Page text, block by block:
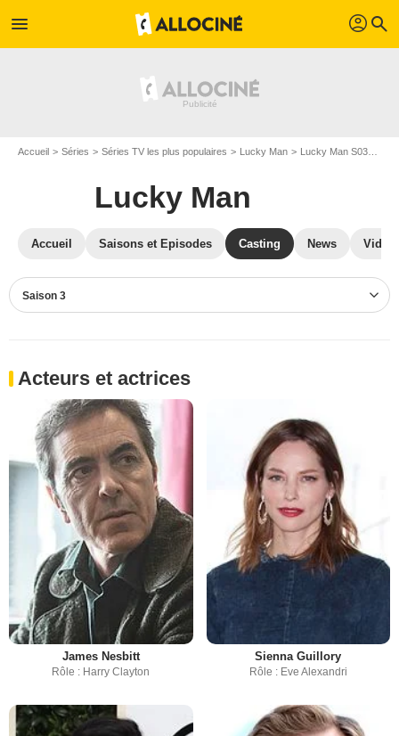
menu profil search
Accueil Séries Séries TV les plus populaires Lucky Man Lucky Man S03
Lucky Man
Accueil Saisons et Episodes Casting News
Saison 3
Acteurs et actrices
James Nesbitt
Rôle : Harry Clayton
Sienna Guillory
Rôle : Eve Alexandri